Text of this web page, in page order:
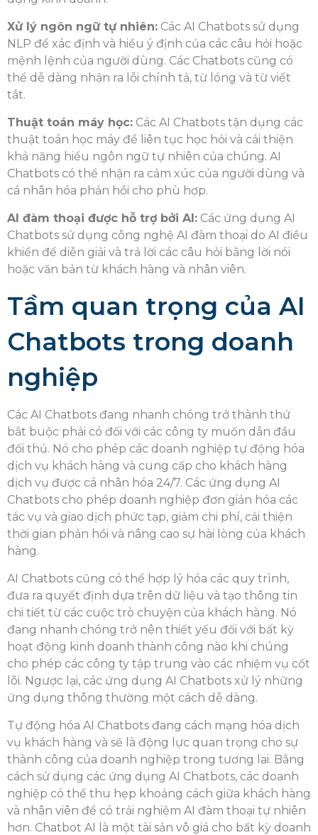
Xử lý ngôn ngữ tự nhiên: Các AI Chatbots sử dụng
NLP để xác định và hiểu ý định của các câu hỏi hoặc
mệnh lệnh của người dùng. Các Chatbots cũng có
thể dễ dàng nhận ra lỗi chính tả, từ lóng và từ viết
tắt.
Thuật toán máy học: Các AI Chatbots tận dụng các
thuật toán học máy để liên tục học hỏi và cải thiện
khả năng hiểu ngôn ngữ tự nhiên của chúng. AI
Chatbots có thể nhận ra cảm xúc của người dùng và
cá nhân hóa phản hồi cho phù hợp.
AI đàm thoại được hỗ trợ bởi AI: Các ứng dụng AI
Chatbots sử dụng công nghệ AI đàm thoại do AI điều
khiển để diễn giải và trả lời các câu hỏi bằng lời nói
hoặc văn bản từ khách hàng và nhân viên.
Tầm quan trọng của AI
Chatbots trong doanh
nghiệp
Các AI Chatbots đang nhanh chóng trở thành thứ
bắt buộc phải có đối với các công ty muốn dẫn đầu
đối thủ. Nó cho phép các doanh nghiệp tự động hóa
dịch vụ khách hàng và cung cấp cho khách hàng
dịch vụ được cá nhân hóa 24/7. Các ứng dụng AI
Chatbots cho phép doanh nghiệp đơn giản hóa các
tác vụ và giao dịch phức tạp, giảm chi phí, cải thiện
thời gian phản hồi và nâng cao sự hài lòng của khách
hàng.
AI Chatbots cũng có thể hợp lý hóa các quy trình,
đưa ra quyết định dựa trên dữ liệu và tạo thông tin
chi tiết từ các cuộc trò chuyện của khách hàng. Nó
đang nhanh chóng trở nên thiết yếu đối với bất kỳ
hoạt động kinh doanh thành công nào khi chúng
cho phép các công ty tập trung vào các nhiệm vụ cốt
lõi. Ngược lại, các ứng dụng AI Chatbots xử lý những
ứng dụng thông thường một cách dễ dàng.
Tự động hóa AI Chatbots đang cách mạng hóa dịch
vụ khách hàng và sẽ là động lực quan trọng cho sự
thành công của doanh nghiệp trong tương lai. Bằng
cách sử dụng các ứng dụng AI Chatbots, các doanh
nghiệp có thể thu hẹp khoảng cách giữa khách hàng
và nhân viên để có trải nghiệm AI đàm thoại tự nhiên
hơn. Chatbot AI là một tài sản vô giá cho bất kỳ doanh